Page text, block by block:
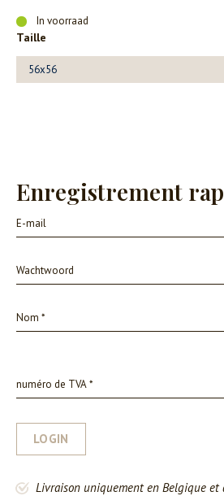
In voorraad
Taille
56x56
Enregistrement
LOGIN
Livraison uniquement en Belgique et